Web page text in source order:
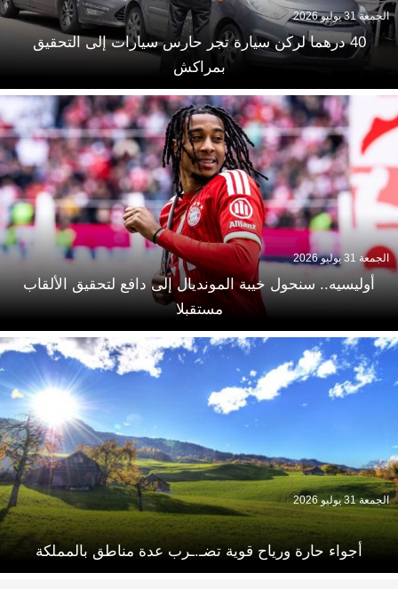
40 درهما لركن سيارة تجر حارس سيارات إلى التحقيق
بمراكش
الجمعة 31 يوليو 2026
أوليسيه.. سنحول خيبة المونديال إلى دافع لتحقيق الألقاب
مستقبلا
الجمعة 31 يوليو 2026
أجواء حارة ورياح قوية تضـ.ـرب عدة مناطق بالمملكة
الجمعة 31 يوليو 2026